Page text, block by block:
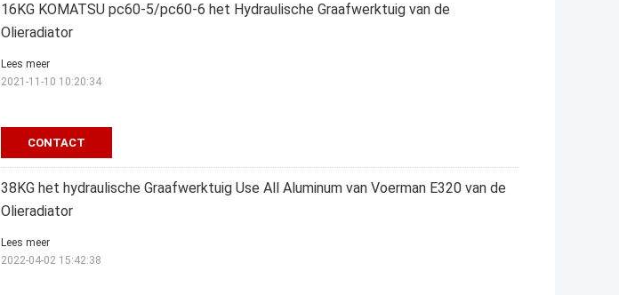
16KG KOMATSU pc60-5/pc60-6 het Hydraulische Graafwerktuig van de
Olieradiator
CONTACT
Lees meer
2021-11-10 10:20:34
38KG het hydraulische Graafwerktuig Use All Aluminum van Voerman E320 van de
Olieradiator
Lees meer
2022-04-02 15:42:38